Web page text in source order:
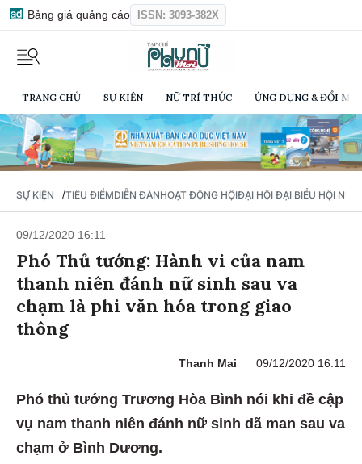
Bảng giá quảng cáo ISSN: 3093-382X
TRANG CHỦ SỰ KIỆN NỮ TRÍ THỨC ỨNG DỤNG & ĐỔI
SỰ KIỆN / TIÊU ĐIỂMDIỄN ĐÀNHOẠT ĐỘNG HỘIĐẠI HỘI ĐẠI BIỂU HỘI NỮ
09/12/2020 16:11
Phó Thủ tướng: Hành vi của nam
thanh niên đánh nữ sinh sau va
chạm là phi văn hóa trong giao
thông
Thanh Mai 09/12/2020 16:11
Phó thủ tướng Trương Hòa Bình nói khi đề cập
vụ nam thanh niên đánh nữ sinh dã man sau va
chạm ở Bình Dương.